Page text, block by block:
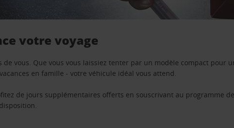
votre voyage
de vous. Que vous vous laissiez tenter par un modèle compact pour
en famille - votre véhicule idéal vous attend.
de jours supplémentaires offerts en souscrivant au programme